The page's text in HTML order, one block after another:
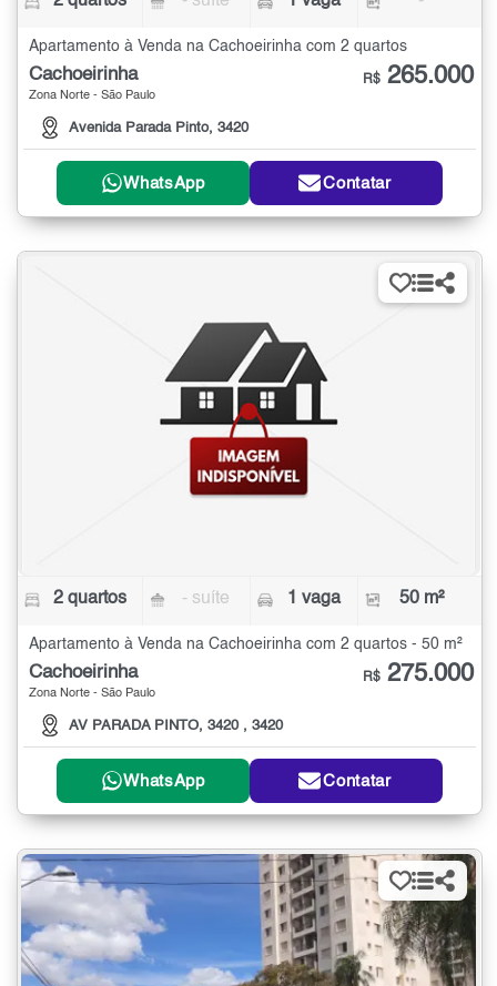
Apartamento à Venda na Cachoeirinha com 2 quartos
Cachoeirinha
Zona Norte - São Paulo
Avenida Parada Pinto, 3420
R$ 265.000
WhatsApp Contatar
2 quartos - suíte 1 vaga 50 m²
Apartamento à Venda na Cachoeirinha com 2 quartos - 50 m²
Cachoeirinha
Zona Norte - São Paulo
AV PARADA PINTO, 3420 , 3420
R$ 275.000
WhatsApp Contatar